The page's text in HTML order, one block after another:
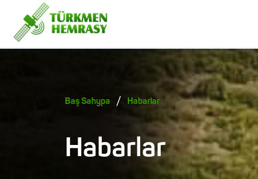
Baş Sahypa / Habarlar
Habarlar